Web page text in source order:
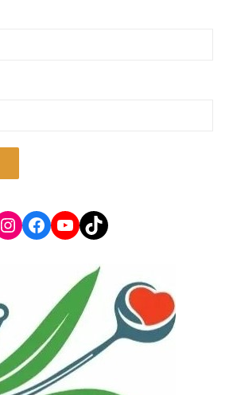
Instagram
Facebook
YouTube
TikTok